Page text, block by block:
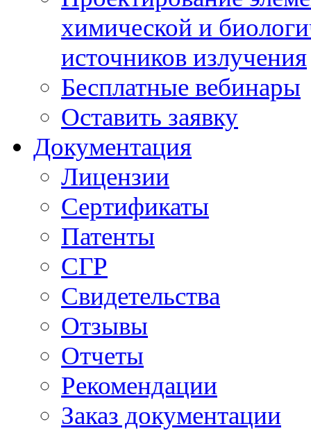
химической и
источников излучения
Бесплатные вебинары
Оставить заявку
Документация
Лицензии
Сертификаты
Патенты
СГР
Свидетельства
Отзывы
Отчеты
Рекомендации
Заказ документации